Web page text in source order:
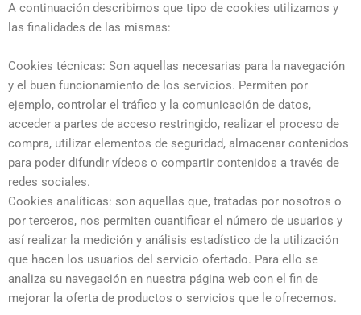
A continuación describimos que tipo de cookies utilizamos y
las finalidades de las mismas:
Cookies técnicas: Son aquellas necesarias para la navegación
y el buen funcionamiento de los servicios. Permiten por
ejemplo, controlar el tráfico y la comunicación de datos,
acceder a partes de acceso restringido, realizar el proceso de
compra, utilizar elementos de seguridad, almacenar contenidos
para poder difundir vídeos o compartir contenidos a través de
redes sociales.
Cookies analíticas: son aquellas que, tratadas por nosotros o
por terceros, nos permiten cuantificar el número de usuarios y
así realizar la medición y análisis estadístico de la utilización
que hacen los usuarios del servicio ofertado. Para ello se
analiza su navegación en nuestra página web con el fin de
mejorar la oferta de productos o servicios que le ofrecemos.